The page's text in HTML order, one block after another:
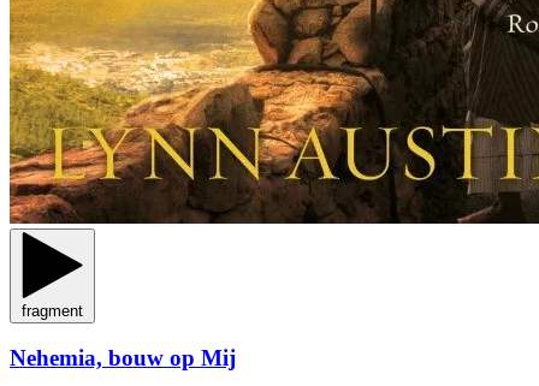
fragment
Nehemia, bouw op Mij